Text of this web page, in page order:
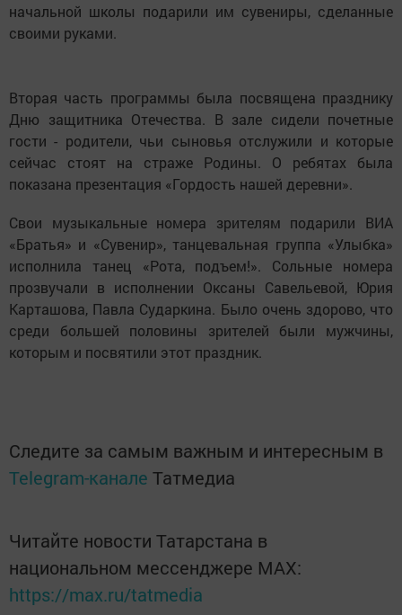
начальной школы подарили им сувениры, сделанные
своими руками.
Вторая часть программы была посвящена празднику
Дню защитника Отечества. В зале сидели почетные
гости - родители, чьи сыновья отслужили и которые
сейчас стоят на страже Родины. О ребятах была
показана презентация «Гордость нашей деревни».
Свои музыкальные номера зрителям подарили ВИА
«Братья» и «Сувенир», танцевальная группа «Улыбка»
исполнила танец «Рота, подъем!». Сольные номера
прозвучали в исполнении Оксаны Савельевой, Юрия
Карташова, Павла Сударкина. Было очень здорово, что
среди большей половины зрителей были мужчины,
которым и посвятили этот праздник.
Следите за самым важным и интересным в
Telegram-канале Татмедиа
Читайте новости Татарстана в
национальном мессенджере MАХ:
https://max.ru/tatmedia